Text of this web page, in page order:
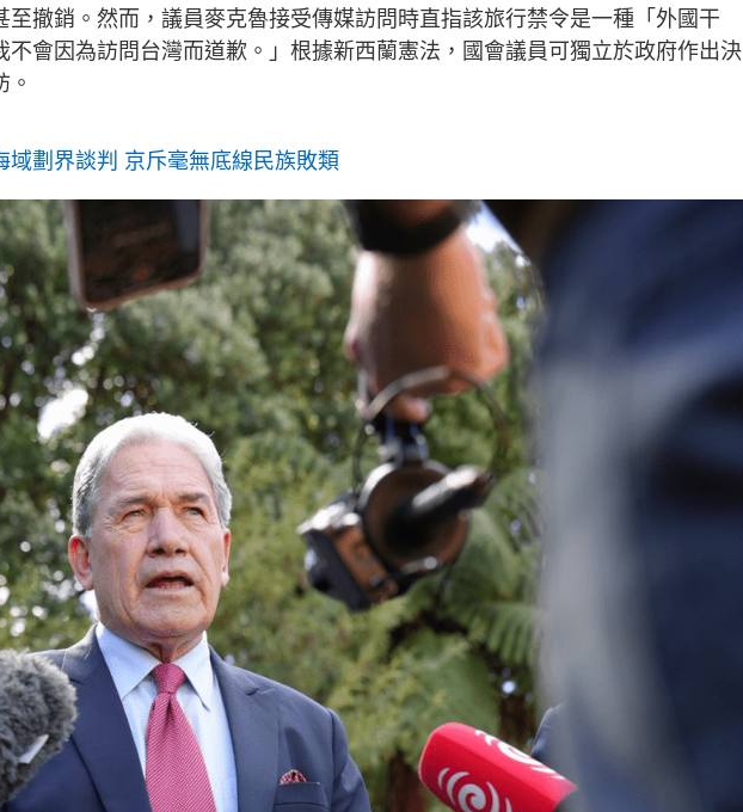
m
e
至撤銷。然而，議員麥克魯接受傳媒訪問時直指該旅行禁令是一種「外國干
不會因為訪問台灣而道歉。」根據新西蘭憲法，國會議員可獨立於政府作出決
。
域劃界談判 京斥毫無底線民族敗類